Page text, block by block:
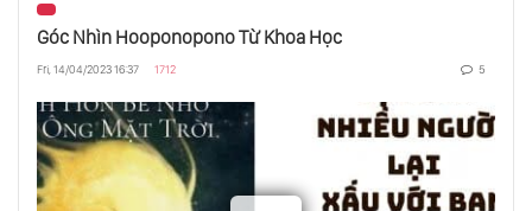
Cơ Thể Chỉ Là Phương Tiện Giúp Chúng Ta
Công Thức Đơn Giản Để Chuyển Hóa Nội
Tâm
Góc Nhìn Hooponopono Từ Khoa Học
Fri, 14/04/2023 16:37 1712 5